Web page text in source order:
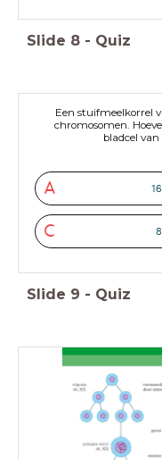
Slide 8 - Quiz
Een stuifmeelkorrel
chromosomen.
bladcel van
A 16
C 8
Slide 9 - Quiz